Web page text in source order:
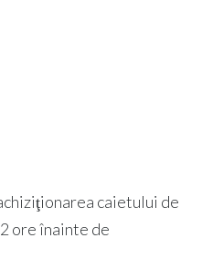
caietului de
ore înainte de